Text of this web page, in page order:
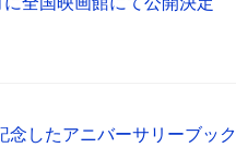
念したアニバーサリーブック